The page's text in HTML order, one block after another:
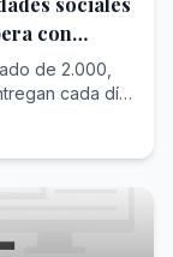
con
de 2.000,
cada día